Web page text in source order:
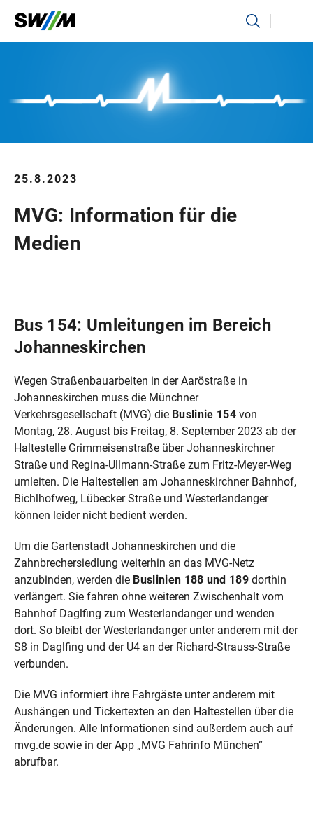
Ihr Suchbegriff Suchen
25.8.2023
MVG: Information für die
Medien
Bus 154: Umleitungen im Bereich
Johanneskirchen
Wegen Straßenbauarbeiten in der Aaröstraße in
Johanneskirchen muss die Münchner
Verkehrsgesellschaft (MVG) die Buslinie 154von
Montag, 28. August bis Freitag, 8. September 2023 ab der
Haltestelle Grimmeisenstraße über Johanneskirchner
Straße und Regina-Ullmann-Straße zum Fritz-Meyer-Weg
umleiten. Die Haltestellen am Johanneskirchner Bahnhof,
Bichlhofweg, Lübecker Straße und Westerlandanger
können leider nicht bedient werden.
Um die Gartenstadt Johanneskirchen und die
Zahnbrechersiedlung weiterhin an das MVG-Netz
anzubinden, werden die Buslinien 188 und 189 dorthin
verlängert. Sie fahren ohne weiteren Zwischenhalt vom
Bahnhof Daglfing zum Westerlandanger und wenden
dort. So bleibt der Westerlandanger unter anderem mit der
S8 in Daglfing und der U4 an der Richard-Strauss-Straße
verbunden.
Die MVG informiert ihre Fahrgäste unter anderem mit
Aushängen und Tickertexten an den Haltestellen über die
Änderungen. Alle Informationen sind außerdem auch auf
mvg.de sowie in der App „MVG Fahrinfo München“
abrufbar.